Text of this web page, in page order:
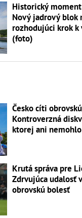
Historický
Nový jadrový blok
rozhodujúci krok
(foto)
Česko cíti
Kontroverzná
ktorej ani
Krutá správa pre
Zdrvujúca udalosť
obrovskú bolesť